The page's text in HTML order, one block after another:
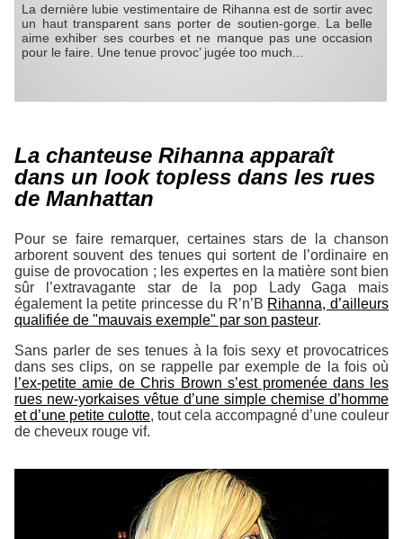
La dernière lubie vestimentaire de Rihanna est de sortir avec
un haut transparent sans porter de soutien-gorge. La belle
aime exhiber ses courbes et ne manque pas une occasion
pour le faire. Une tenue provoc’ jugée too much...
La chanteuse Rihanna apparaît
dans un look topless dans les rues
de Manhattan
Pour se faire remarquer, certaines stars de la chanson
arborent souvent des tenues qui sortent de l’ordinaire en
guise de provocation ; les expertes en la matière sont bien
sûr l’extravagante star de la pop Lady Gaga mais
également la petite princesse du R’n’B Rihanna, d’ailleurs
qualifiée de "mauvais exemple" par son pasteur.
Sans parler de ses tenues à la fois sexy et provocatrices
dans ses clips, on se rappelle par exemple de la fois où
l’ex-petite amie de Chris Brown s’est promenée dans les
rues new-yorkaises vêtue d’une simple chemise d’homme
et d’une petite culotte, tout cela accompagné d’une couleur
de cheveux rouge vif.